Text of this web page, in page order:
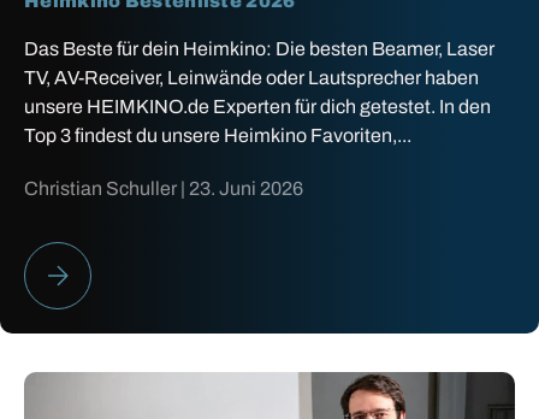
Das Beste für dein Heimkino: Die besten Beamer, Laser
TV, AV-Receiver, Leinwände oder Lautsprecher haben
unsere HEIMKINO.de Experten für dich getestet. In den
Top 3 findest du unsere Heimkino Favoriten,...
Christian Schuller | 23. Juni 2026
HEIMKINO BESTENLISTE 2026